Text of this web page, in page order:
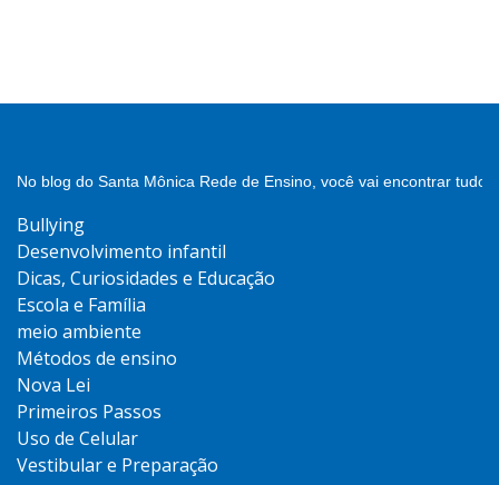
No blog do Santa Mônica Rede de Ensino, você vai encontrar
Bullying
Desenvolvimento infantil
Dicas, Curiosidades e Educação
Escola e Família
meio ambiente
Métodos de ensino
Nova Lei
Primeiros Passos
Uso de Celular
Vestibular e Preparação